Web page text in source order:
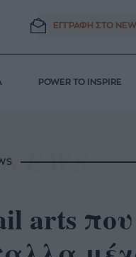
ΕΓΓΡΑΦΗ ΣΤΟ
POWER TO INSPIRE
arts